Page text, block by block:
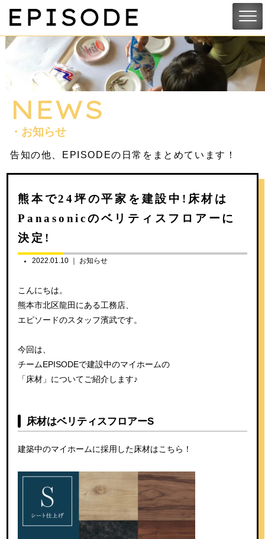
NEWS
・お知らせ
告知の他、EPISODEの日常をまとめています！
熊本で24坪の平家を建設中!床材は
Panasonicのベリティスフロアーに
決定!
2022.01.10 ｜ お知らせ
こんにちは。
熊本市北区龍田にある工務店、
エピソードのスタッフ濱武です。
今回は、
チームEPISODEで建設中のマイホームの
「床材」についてご紹介します♪
床材はベリティスフロアーS
建築中のマイホームに採用した床材はこちら！